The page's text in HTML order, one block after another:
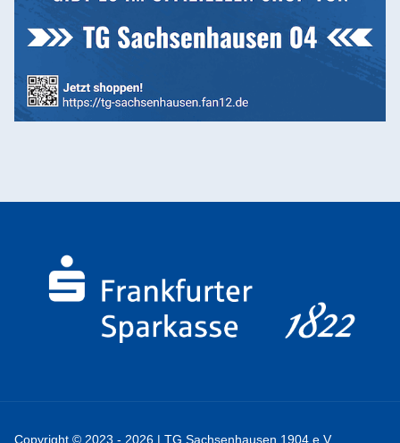
Copyright © 2023 - 2026 | TG Sachsenhausen 1904 e.V.